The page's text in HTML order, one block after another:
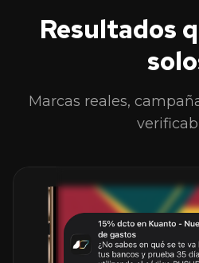
Resultados
Marcas reales,